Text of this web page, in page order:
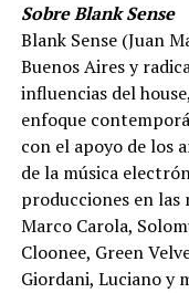
Sobre Blank Sense
Blank Sense (Juan
Buenos Aires y
influencias del
enfoque
con el apoyo de los
de la música
producciones en las
Marco Carola,
Cloonee, Green
Giordani, Luciano y